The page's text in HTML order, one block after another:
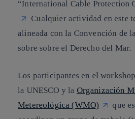
“International Cable Protection
Cualquier actividad en este
alineada con la Convención de
sobre sobre el Derecho del Mar.
Los participantes en el
la UNESCO y la Organización
Metereológica (WMO)
que